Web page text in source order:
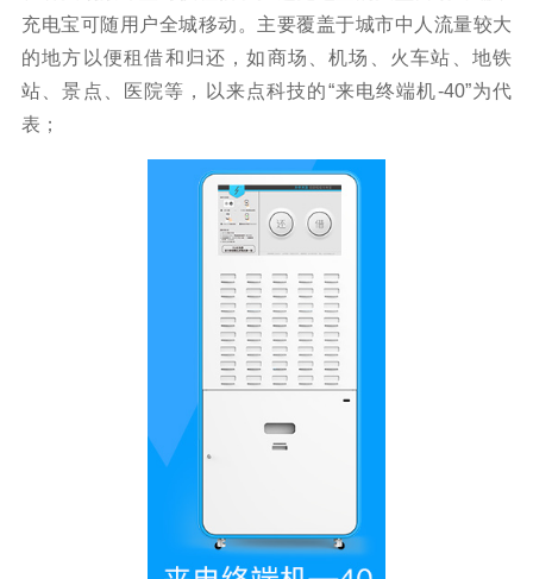
充电宝可随用户全城移动。主要覆盖于城市中人流量较大
的地方以便租借和归还，如商场、机场、火车站、地铁
站、景点、医院等，以来点科技的“来电终端机-40”为代
表；